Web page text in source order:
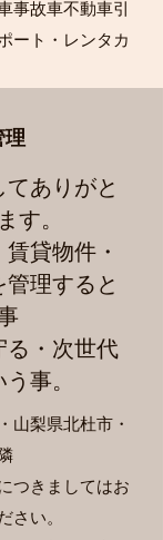
事故車不動車引
ート・レンタカ
理
てありがと
す。
貸物件・
管理すると
る・次世代
事。
山梨県北杜市・
つきましてはお
さい。